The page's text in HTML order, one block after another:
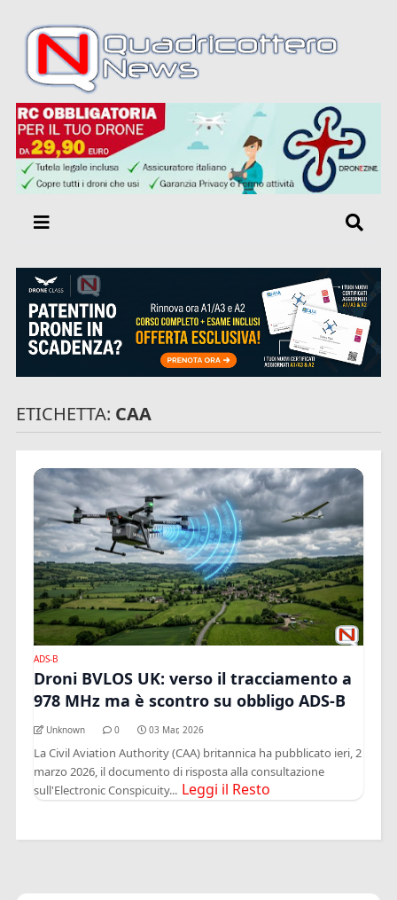
ETICHETTA: CAA
ADS-B
Droni BVLOS UK: verso il tracciamento a
978 MHz ma è scontro su obbligo ADS-B
Unknown 0 03 Mar, 2026
La Civil Aviation Authority (CAA) britannica ha pubblicato ieri, 2
marzo 2026, il documento di risposta alla consultazione
sull'Electronic Conspicuity... Leggi il Resto